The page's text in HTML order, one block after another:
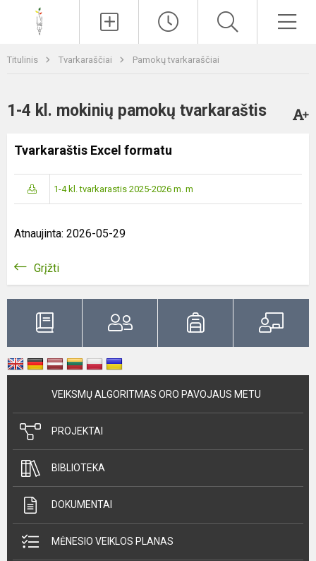
Titulinis Tvarkaraščiai Pamokų tvarkaraščiai
1-4 kl. mokinių pamokų tvarkaraštis
Tvarkaraštis Excel formatu
1-4 kl. tvarkarastis 2025-2026 m. m
Atnaujinta: 2026-05-29
Grįžti
VEIKSMŲ ALGORITMAS ORO PAVOJAUS METU
PROJEKTAI
BIBLIOTEKA
DOKUMENTAI
MĖNESIO VEIKLOS PLANAS